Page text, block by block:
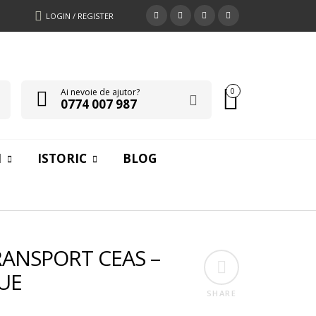
LOGIN / REGISTER
Ai nevoie de ajutor?
0774 007 987
0
ISTORIC BLOG
SHARE
CEAS –